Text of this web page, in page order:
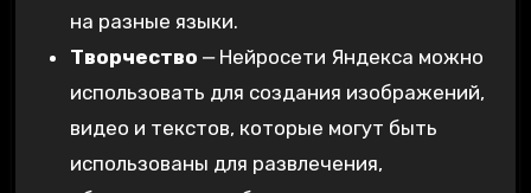
на разные языки.
Творчество ⎼ Нейросети Яндекса можно
использовать для создания изображений‚
видео и текстов‚ которые могут быть
использованы для развлечения‚